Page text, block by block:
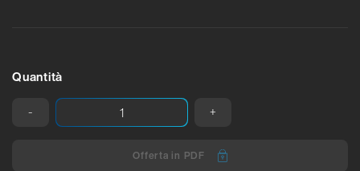
Quantità
- +
Offerta in PDF